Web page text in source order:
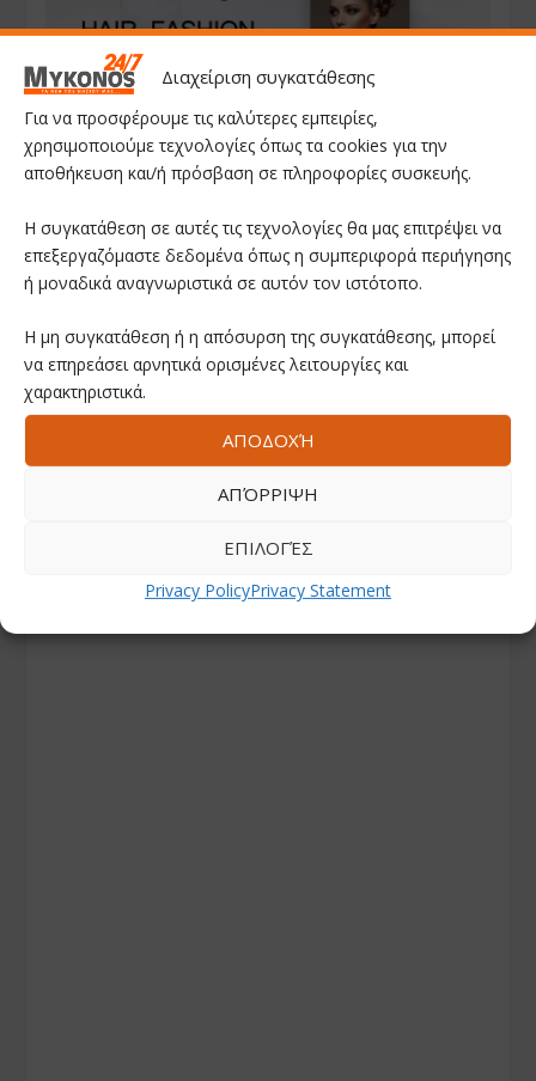
Διαχείριση συγκατάθεσης
Για να προσφέρουμε τις καλύτερες εμπειρίες,
χρησιμοποιούμε τεχνολογίες όπως τα cookies για την
αποθήκευση και/ή πρόσβαση σε πληροφορίες συσκευής.
Η συγκατάθεση σε αυτές τις τεχνολογίες θα μας επιτρέψει να
επεξεργαζόμαστε δεδομένα όπως η συμπεριφορά περιήγησης
ή μοναδικά αναγνωριστικά σε αυτόν τον ιστότοπο.
Η μη συγκατάθεση ή η απόσυρση της συγκατάθεσης, μπορεί
να επηρεάσει αρνητικά ορισμένες λειτουργίες και
χαρακτηριστικά.
ΑΠΟΔΟΧΉ
ΑΠΌΡΡΙΨΗ
ΕΠΙΛΟΓΈΣ
Privacy PolicyPrivacy Statement